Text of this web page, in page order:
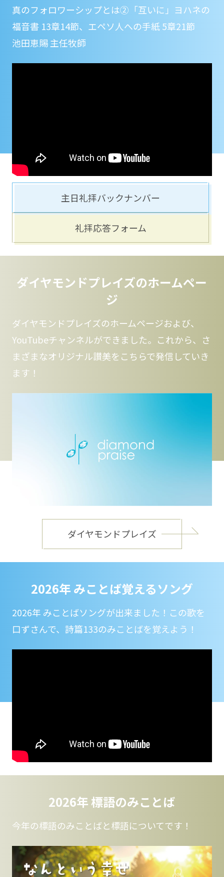
真のフォロワーシップとは②「互いに」ヨハネの
福音書 13章14節、エペソ人への手紙 5章21節
池田恵賜 主任牧師
主日礼拝バックナンバー
礼拝応答フォーム
ダイヤモンドプレイズのホームペー
ジ
ダイヤモンドプレイズのホームページおよび、
YouTubeチャンネルができました。これから、さ
まざまなオリジナル讃美をこちらで発信していき
ます！
ダイヤモンドプレイズ
2026年 みことば覚えるソング
2026年 みことばソングが出来ました！この歌を
口ずさんで、詩篇133のみことばを覚えよう！
2026年 標語のみことば
今年の標語のみことばと標語についてです！